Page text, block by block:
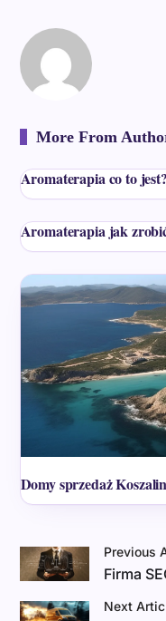
More From
Aromaterapia co to jest?
Aromaterapia jak
Domy sprzedaż Koszalin
Previous
Firma
Next